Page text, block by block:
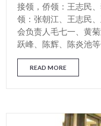
接领，侨领：王志民
领：张朝江、王志民
会负责人毛七一、黄
跃峰、陈辉、陈炎池
READ MORE